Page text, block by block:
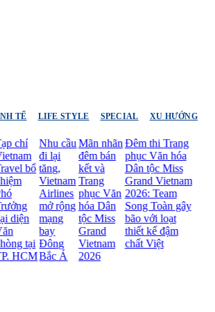
TẾ LIFE STYLE SPECIAL XU HƯỚNG
bổ
tại
Nhu cầu
đi lại
tăng,
Vietnam
Airlines
mở rộng
mạng
Đông
Bắc Á
Mãn nhãn
đêm bán
kết và
Trang
phục Văn
hóa Dân
tộc Miss
Grand
Vietnam
2026
Đêm thi Trang
phục Văn hóa
Dân tộc Miss
Grand Vietnam
2026: Team
Song Toàn gây
bão với loạt
thiết kế đậm
chất Việt